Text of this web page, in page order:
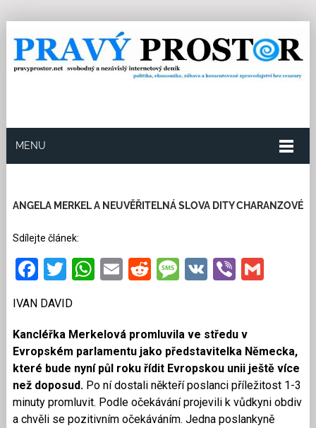
MENU
ANGELA MERKEL A NEUVĚŘITELNÁ SLOVA DITY CHARANZOVÉ
Sdílejte článek:
Facebook
Twitter
WhatsApp
EmailRedditMessage
VKViber
IVAN DAVID
Kancléřka Merkelová promluvila ve středu v
Evropském parlamentu jako představitelka Německa,
které bude nyní půl roku řídit Evropskou unii ještě více
než doposud. Po ní dostali někteří poslanci příležitost 1-3
minuty promluvit. Podle očekávání projevili k vůdkyni obdiv
a chvěli se pozitivním očekáváním. Jedna poslankyně